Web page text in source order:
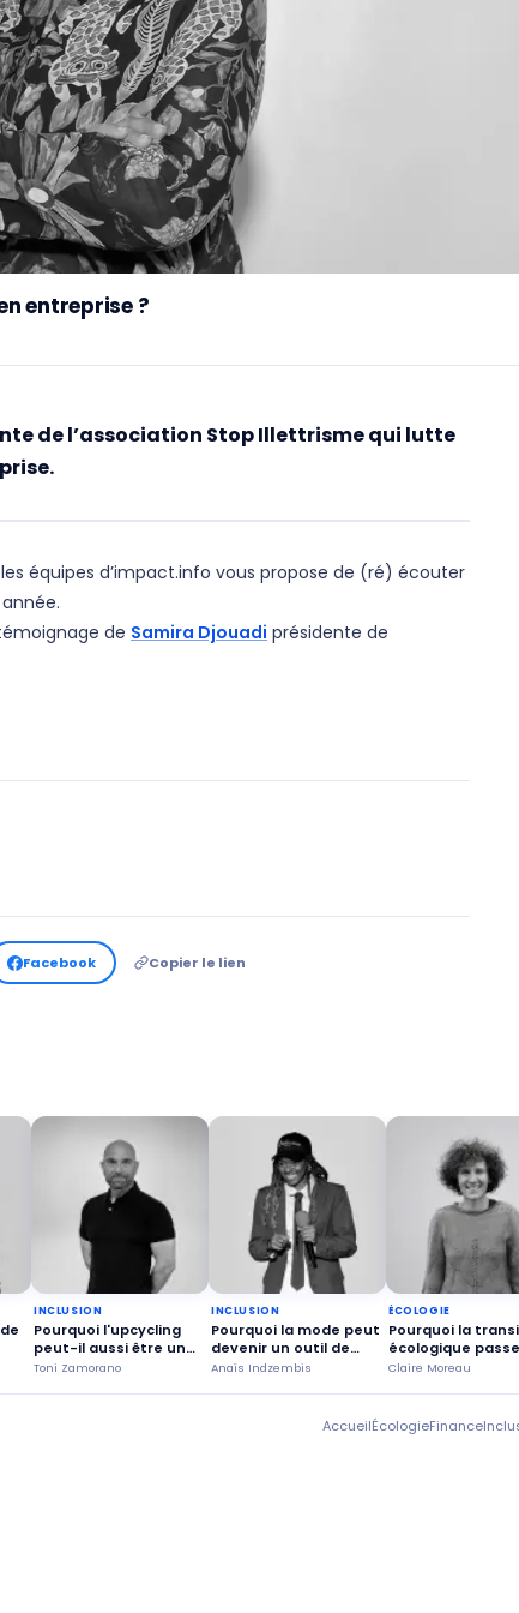
entreprise ?
de l’association Stop Illettrisme qui lutte
équipes d’impact.info vous propose de (ré) écouter
de Samira Djouadi présidente de
Facebook Copier le lien
INCLUSION
Pourquoi l'upcycling
peut-il aussi être un
outil d'insertion
Toni Zamorano
INCLUSION
Pourquoi la mode peut
devenir un outil de
confiance en soi ?
Anaïs Indzembis
ÉCOLOGIE
Pourquoi la
écologique passe
aussi par la justice
Claire Moreau
AccueilÉcologieFinance